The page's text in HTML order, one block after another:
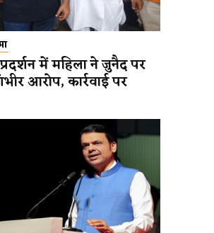
में महिला ने जुनैद पर
आरोप, कार्रवाई पर